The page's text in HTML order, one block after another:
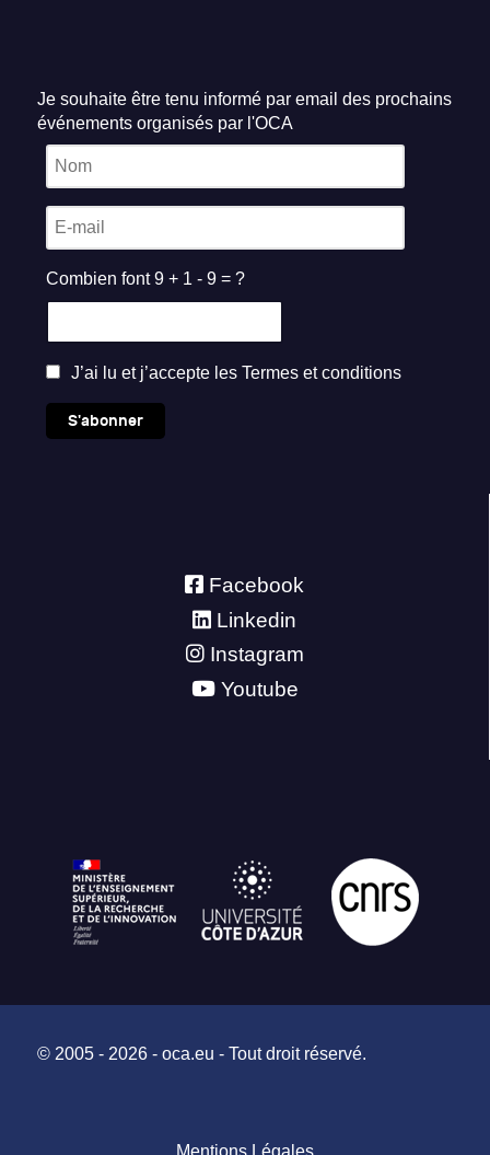
Je souhaite être tenu informé par email des prochains
événements organisés par l'OCA
Combien font 9 + 1 - 9 = ?
J’ai lu et j’accepte les Termes et conditions
S'abonner
Facebook
Linkedin
Instagram
Youtube
© 2005 - 2026 - oca.eu - Tout droit réservé.